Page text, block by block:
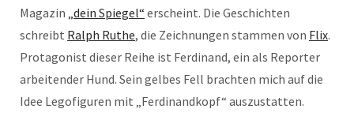
Magazin „dein Spiegel“ erscheint. Die Geschichten
schreibt Ralph Ruthe, die Zeichnungen stammen von Flix.
Protagonist dieser Reihe ist Ferdinand, ein als Reporter
arbeitender Hund. Sein gelbes Fell brachten mich auf die
Idee Legofiguren mit „Ferdinandkopf“ auszustatten.